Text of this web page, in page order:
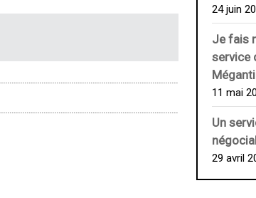
24 juin
Je fais
service
11 mai
Un
29 avril